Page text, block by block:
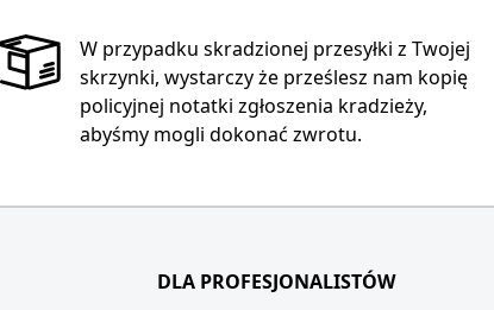
W przypadku skradzionej przesyłki z Twojej
skrzynki, wystarczy że prześlesz nam kopię
policyjnej notatki zgłoszenia kradzieży,
abyśmy mogli dokonać zwrotu.
DLA PROFESJONALISTÓW